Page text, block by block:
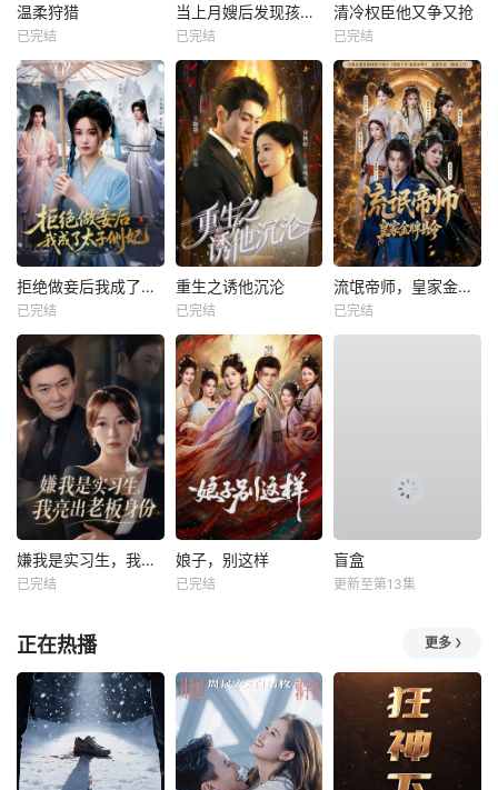
温柔狩猎
已完结
当上月嫂后发现孩子是我的
已完结
清冷权臣他又争又抢
已完结
拒绝做妾后我成了太子侧妃
已完结
重生之诱他沉沦
已完结
流氓帝师，皇家金牌县令
已完结
嫌我是实习生，我亮出老板身份
已完结
娘子，别这样
已完结
盲盒
更新至第13集
正在热播 更多